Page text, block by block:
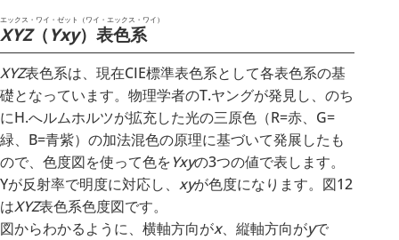
XYZ（Yxy）表色系
エックス・ワイ・ゼット（ワイ・エックス・ワイ）
XYZ表色系は、現在CIE標準表色系として各表色系の基
礎となっています。物理学者のT.ヤングが発見し、のち
にH.へルムホルツが拡充した光の三原色（R=赤、G=
緑、B=青紫）の加法混色の原理に基づいて発展したも
ので、色度図を使って色をYxyの3つの値で表します。
Yが反射率で明度に対応し、 xyが色度になります。図12
はXYZ表色系色度図です。
図からわかるように、横軸方向がx、縦軸方向がyで